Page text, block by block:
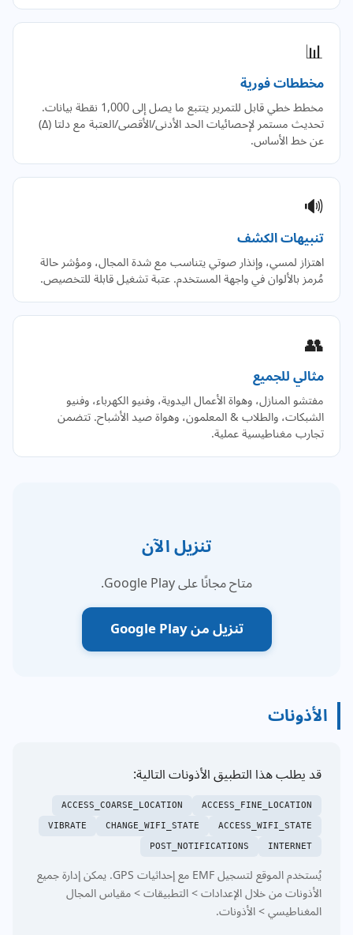
📊
مخططات فورية
مخطط خطي قابل للتمرير يتتبع ما يصل إلى 1,000 نقطة بيانات.
تحديث مستمر لإحصائيات الحد الأدنى/الأقصى/العتبة مع دلتا (Δ)
عن خط الأساس.
🔊
تنبيهات الكشف
اهتزاز لمسي، وإنذار صوتي يتناسب مع شدة المجال، ومؤشر حالة
مُرمز بالألوان في واجهة المستخدم. عتبة تشغيل قابلة للتخصيص.
👥
مثالي للجميع
مفتشو المنازل، وهواة الأعمال اليدوية، وفنيو الكهرباء، وفنيو
الشبكات، والطلاب & المعلمون، وهواة صيد الأشباح. تتضمن
تجارب مغناطيسية عملية.
تنزيل الآن
متاح مجانًا على Google Play.
تنزيل من Google Play
الأذونات
قد يطلب هذا التطبيق الأذونات التالية:
ACCESS_FINE_LOCATION
ACCESS_COARSE_LOCATION
ACCESS_WIFI_STATE
CHANGE_WIFI_STATE
VIBRATE
INTERNET
POST_NOTIFICATIONS
يُستخدم الموقع لتسجيل EMF مع إحداثيات GPS. يمكن إدارة جميع
الأذونات من خلال الإعدادات > التطبيقات > مقياس المجال
المغناطيسي > الأذونات.